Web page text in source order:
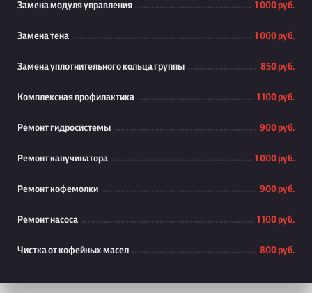
Замена модуля управления 1 000 руб.
Замена тена 1 000 руб.
Замена уплотнительного кольца группы 850 руб.
Комплексная профилактика 1 100 руб.
Ремонт гидросистемы 900 руб.
Ремонт капучинатора 1 000 руб.
Ремонт кофемолки 900 руб.
Ремонт насоса 1 100 руб.
Чистка от кофейных масел 800 руб.